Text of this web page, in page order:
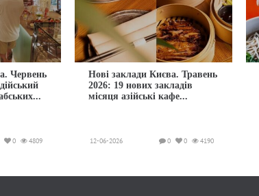
Червень
4809
0
Нові заклади Києва. Травень
2026: 19 нових закладів
місяця азійські кафе...
12-06-2026 4190
0
0